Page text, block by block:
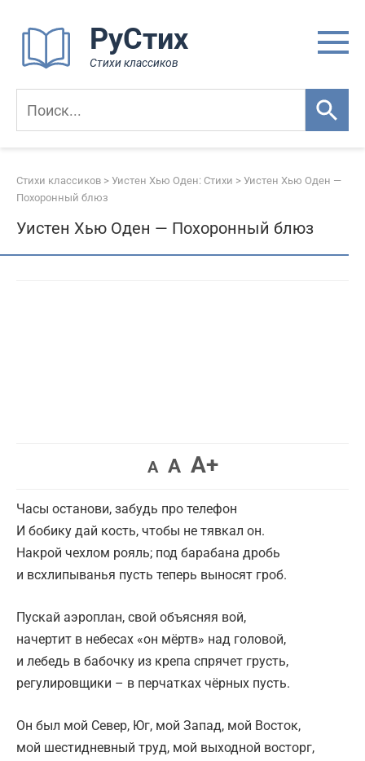
контенту
РуСтих
Стихи классиков
Стихи классиков > Уистен Хью Оден: Стихи > Уистен Хью Оден —
Похоронный блюз
Уистен Хью Оден — Похоронный блюз
A A A+
Часы останови, забудь про телефон
И бобику дай кость, чтобы не тявкал он.
Накрой чехлом рояль; под барабана дробь
и всхлипыванья пусть теперь выносят гроб.
Пускай аэроплан, свой объясняя вой,
начертит в небесах «он мёртв» над головой,
и лебедь в бабочку из крепа спрячет грусть,
регулировщики – в перчатках чёрных пусть.
Он был мой Север, Юг, мой Запад, мой Восток,
мой шестидневный труд, мой выходной восторг,